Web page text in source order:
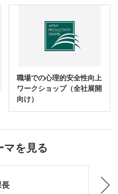
職場での心理的安全性向上
ワークショップ（全社展開
向け）
マを見る
長